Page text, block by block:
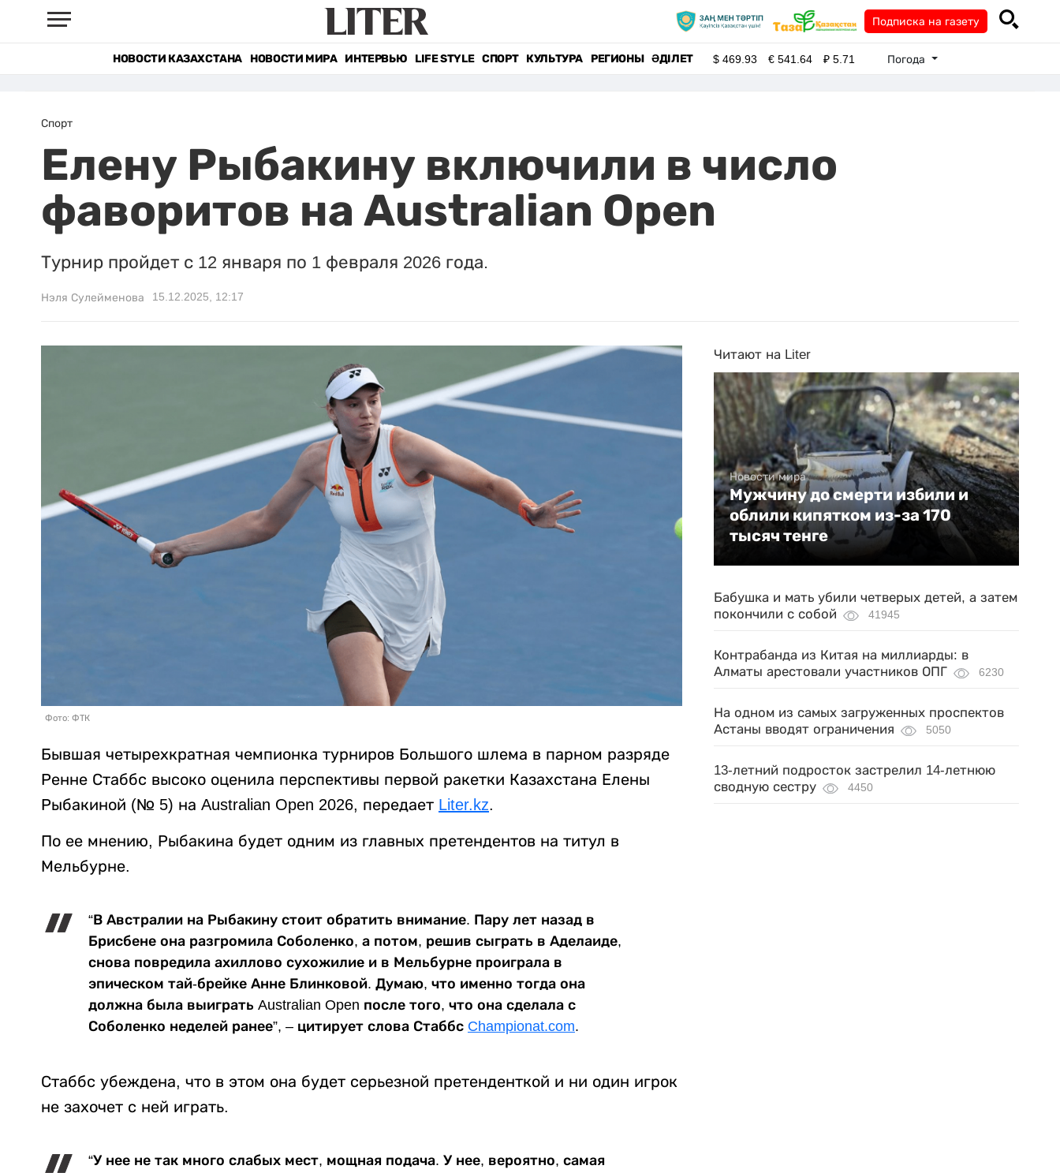
Подписка на газету
НОВОСТИ КАЗАХСТАНА НОВОСТИ МИРА ИНТЕРВЬЮ LIFE STYLE СПОРТ КУЛЬТУРА РЕГИОНЫ ӘДІЛЕТ $469.93 €541.64 ₽5.71 Погода
Спорт
Елену Рыбакину включили в число
фаворитов на Australian Open
Турнир пройдет с 12 января по 1 февраля 2026 года.
Нэля Сулейменова 15.12.2025, 12:17
Фото: ФТК
Бывшая четырехкратная чемпионка турниров Большого шлема в парном разряде
Ренне Стаббс высоко оценила перспективы первой ракетки Казахстана Елены
Рыбакиной (№ 5) на Australian Open 2026, передает Liter.kz.
По ее мнению, Рыбакина будет одним из главных претендентов на титул в
Мельбурне.
“В Австралии на Рыбакину стоит обратить внимание. Пару лет назад в
Брисбене она разгромила Соболенко, а потом, решив сыграть в Аделаиде,
снова повредила ахиллово сухожилие и в Мельбурне проиграла в
эпическом тай-брейке Анне Блинковой. Думаю, что именно тогда она
должна была выиграть Australian Open после того, что она сделала с
Соболенко неделей ранее”, – цитирует слова Стаббс Championat.com.
Стаббс убеждена, что в этом она будет серьезной претенденткой и ни один игрок
не захочет с ней играть.
“У нее не так много слабых мест, мощная подача. У нее, вероятно, самая
Читают на Liter
Новости мира
Мужчину до смерти избили и
облили кипятком из-за 170
тысяч тенге
Бабушка и мать убили четверых детей, а затем
покончили с собой
41945
Контрабанда из Китая на миллиарды: в
Алматы арестовали участников ОПГ
6230
На одном из самых загруженных проспектов
Астаны вводят ограничения
5050
13-летний подросток застрелил 14-летнюю
сводную сестру
4450